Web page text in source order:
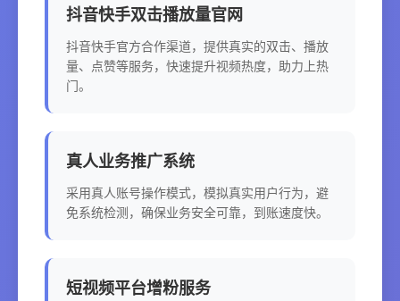
抖音快手双击播放量官网
抖音快手官方合作渠道，提供真实的双击、播放
量、点赞等服务，快速提升视频热度，助力上热
门。
真人业务推广系统
采用真人账号操作模式，模拟真实用户行为，避
免系统检测，确保业务安全可靠，到账速度快。
短视频平台增粉服务